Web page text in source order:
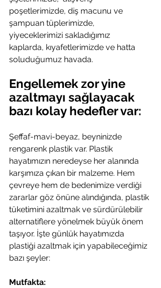
poşetlerimizde, diş macunu ve
şampuan tüplerimizde,
yiyeceklerimizi sakladığımız
kaplarda, kıyafetlerimizde ve hatta
soluduğumuz havada.
Engellemek zor yine
azaltmayı sağlayacak
bazı kolay hedefler var:
Şeffaf-mavi-beyaz, beyninizde
rengarenk plastik var. Plastik
hayatımızın neredeyse her alanında
karşımıza çıkan bir malzeme. Hem
çevreye hem de bedenimize verdiği
zararlar göz önüne alındığında, plastik
tüketimini azaltmak ve sürdürülebilir
alternatiflere yönelmek büyük önem
taşıyor. İşte günlük hayatımızda
plastiği azaltmak için yapabileceğimiz
bazı şeyler:
Mutfakta: